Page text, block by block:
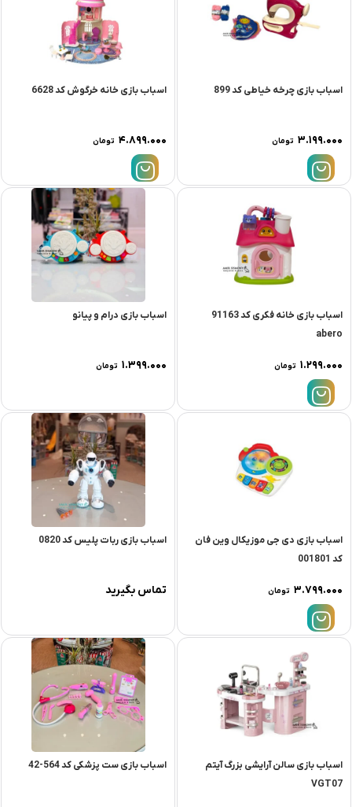
اسباب بازی چرخه خیاطی کد 899
۳.۱۹۹.۰۰۰ تومان
اسباب بازی خانه خرگوش کد 6628
۴.۸۹۹.۰۰۰ تومان
اسباب بازی خانه فکری کد 91163
abero
۱.۲۹۹.۰۰۰ تومان
اسباب بازی درام و پیانو
۱.۳۹۹.۰۰۰ تومان
اسباب بازی دی جی موزیکال وین فان
کد 001801
۳.۷۹۹.۰۰۰ تومان
اسباب بازی ربات پلیس کد 0820
تماس بگیرید
اسباب بازی سالن آرایشی بزرگ آیتم
VGT07
اسباب بازی ست پزشکی کد 564-42